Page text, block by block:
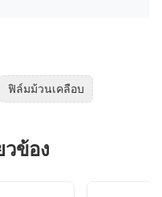
ฟิล์มม้วนเคลือบ
ข้อง